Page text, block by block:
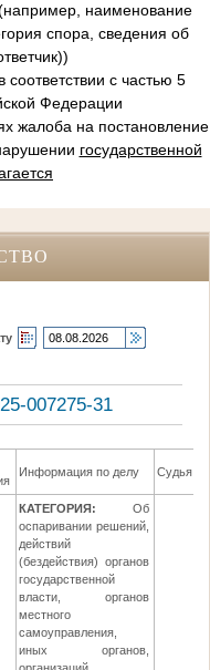
наименование
спора, сведения об
с частью 5
Федерации
жалоба на постановление
государственной
007275-31
Информация по делу Судья
КАТЕГОРИЯ:
Об
оспаривании решений,
действий
(бездействия) органов
государственной
власти, органов
местного
самоуправления,
иных органов,